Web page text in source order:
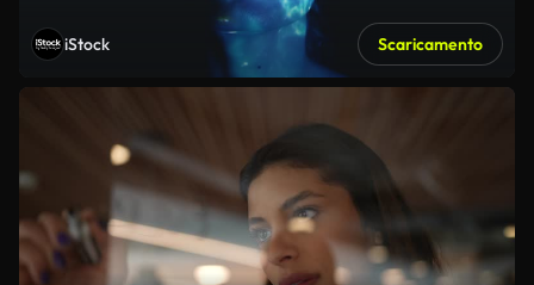
iStock Scaricamento